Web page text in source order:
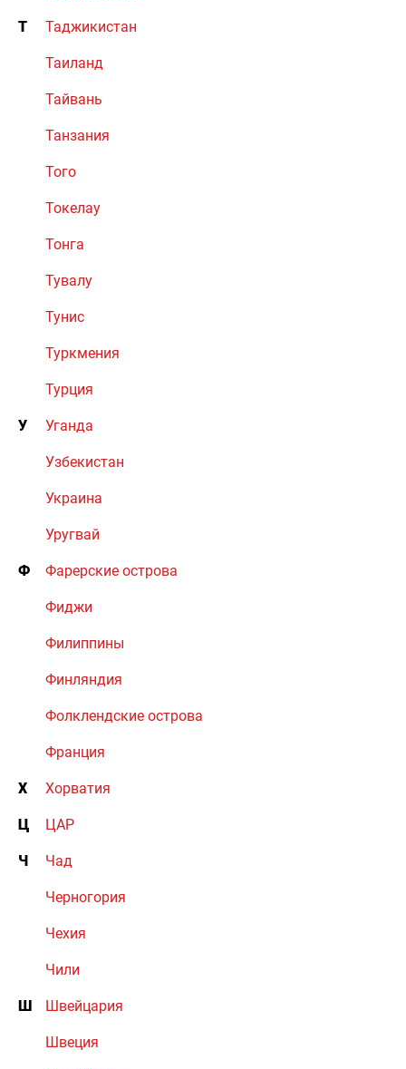
Т Таджикистан
Таиланд
Тайвань
Танзания
Того
Токелау
Тонга
Тувалу
Тунис
Туркмения
Турция
У Уганда
Узбекистан
Украина
Уругвай
Ф Фарерские острова
Фиджи
Филиппины
Финляндия
Фолклендские острова
Франция
Х Хорватия
Ц ЦАР
Ч Чад
Черногория
Чехия
Чили
Ш Швейцария
Швеция